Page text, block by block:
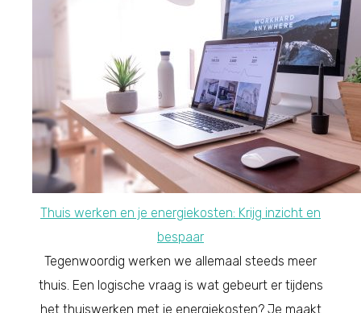
Thuis werken en je energiekosten: Krijg inzicht en
bespaar
Tegenwoordig werken we allemaal steeds meer
thuis. Een logische vraag is wat gebeurt er tijdens
het thuiswerken met je energiekosten? Je maakt